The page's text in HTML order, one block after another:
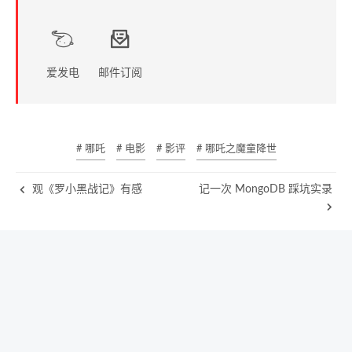
爱发电 邮件订阅
# 哪吒 # 电影 # 影评 # 哪吒之魔童降世
观《罗小黑战记》有感 记一次 MongoDB 踩坑实录